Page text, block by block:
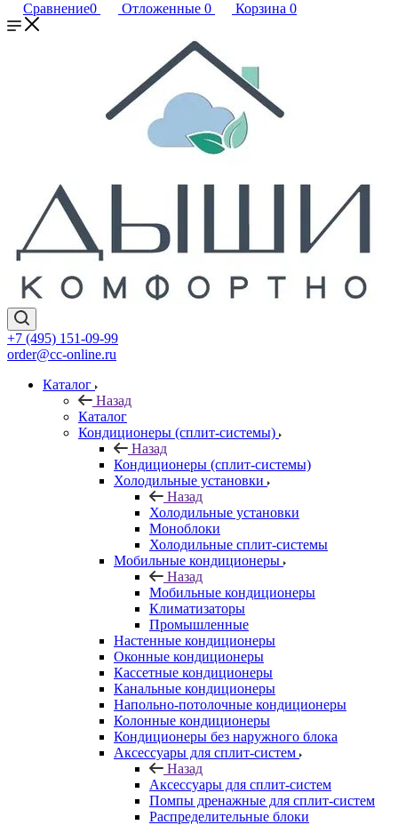
Сравнение0 Отложенные 0 Корзина 0
+7 (495) 151-09-99
order@cc-online.ru
Каталог
Назад
Каталог
Кондиционеры (сплит-системы)
Назад
Кондиционеры (сплит-системы)
Холодильные установки
Назад
Холодильные установки
Моноблоки
Холодильные сплит-системы
Мобильные кондиционеры
Назад
Мобильные кондиционеры
Климатизаторы
Промышленные
Настенные кондиционеры
Оконные кондиционеры
Кассетные кондиционеры
Канальные кондиционеры
Напольно-потолочные кондиционеры
Колонные кондиционеры
Кондиционеры без наружного блока
Аксессуары для сплит-систем
Назад
Аксессуары для сплит-систем
Помпы дренажные для сплит-систем
Распределительные блоки